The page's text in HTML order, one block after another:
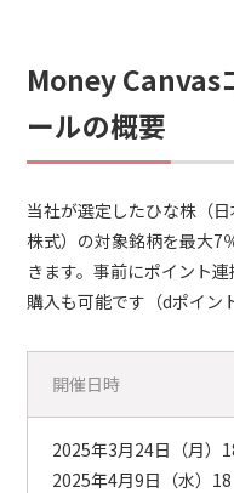
Money Canvas
ールの概要
当社が選定したひな株（
株式）の対象銘柄を最大7
きます。事前にポイント
購入も可能です（dポイン
開催日時
2025年3月24日（月）
2025年4月9日（水）